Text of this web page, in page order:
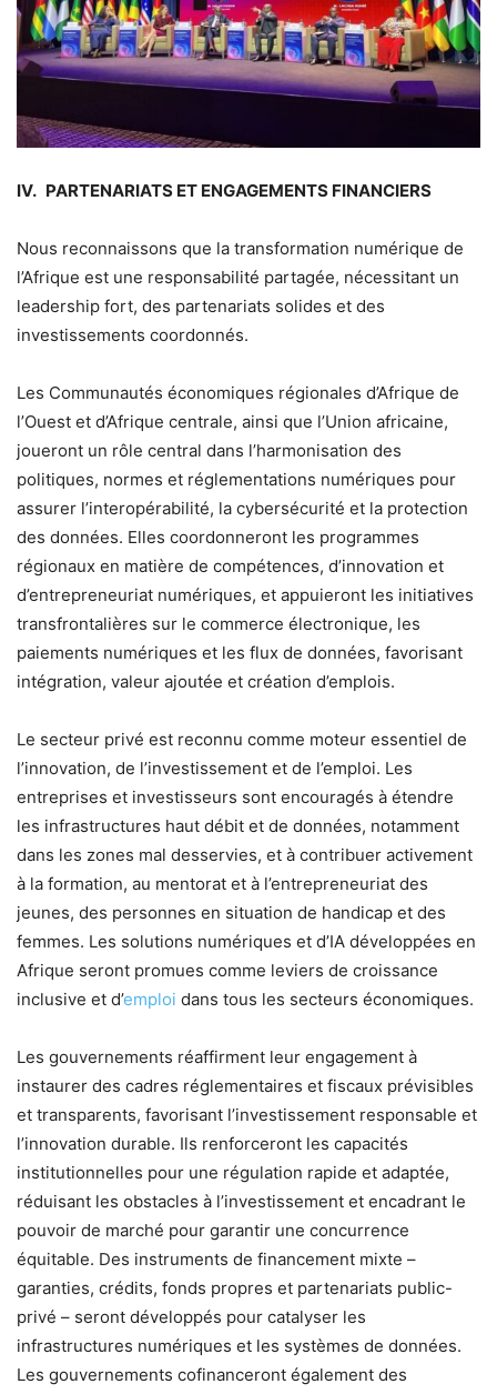
IV. PARTENARIATS ET ENGAGEMENTS FINANCIERS
Nous reconnaissons que la transformation numérique de
l’Afrique est une responsabilité partagée, nécessitant un
leadership fort, des partenariats solides et des
investissements coordonnés.
Les Communautés économiques régionales d’Afrique de
l’Ouest et d’Afrique centrale, ainsi que l’Union africaine,
joueront un rôle central dans l’harmonisation des
politiques, normes et réglementations numériques pour
assurer l’interopérabilité, la cybersécurité et la protection
des données. Elles coordonneront les programmes
régionaux en matière de compétences, d’innovation et
d’entrepreneuriat numériques, et appuieront les initiatives
transfrontalières sur le commerce électronique, les
paiements numériques et les flux de données, favorisant
intégration, valeur ajoutée et création d’emplois.
Le secteur privé est reconnu comme moteur essentiel de
l’innovation, de l’investissement et de l’emploi. Les
entreprises et investisseurs sont encouragés à étendre
les infrastructures haut débit et de données, notamment
dans les zones mal desservies, et à contribuer activement
à la formation, au mentorat et à l’entrepreneuriat des
jeunes, des personnes en situation de handicap et des
femmes. Les solutions numériques et d’IA développées en
Afrique seront promues comme leviers de croissance
inclusive et d’emploi dans tous les secteurs économiques.
Les gouvernements réaffirment leur engagement à
instaurer des cadres réglementaires et fiscaux prévisibles
et transparents, favorisant l’investissement responsable et
l’innovation durable. Ils renforceront les capacités
institutionnelles pour une régulation rapide et adaptée,
réduisant les obstacles à l’investissement et encadrant le
pouvoir de marché pour garantir une concurrence
équitable. Des instruments de financement mixte –
garanties, crédits, fonds propres et partenariats public-
privé – seront développés pour catalyser les
infrastructures numériques et les systèmes de données.
Les gouvernements cofinanceront également des